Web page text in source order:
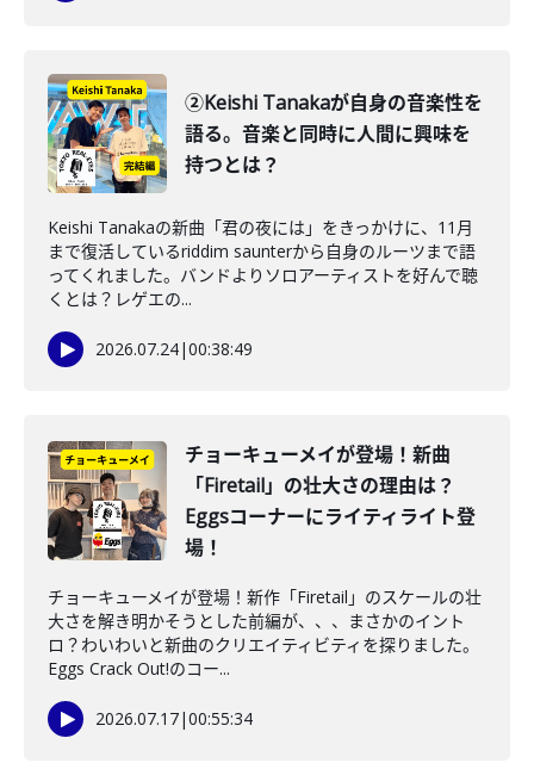
②Keishi Tanakaが自身の音楽性を
語る。音楽と同時に人間に興味を
持つとは？
Keishi Tanakaの新曲「君の夜には」をきっかけに、11月
まで復活しているriddim saunterから自身のルーツまで語
ってくれました。バンドよりソロアーティストを好んで聴
くとは？レゲエの...
2026.07.24|00:38:49
チョーキューメイが登場！新曲
「Firetail」の壮大さの理由は？
Eggsコーナーにライティライト登
場！
チョーキューメイが登場！新作「Firetail」のスケールの壮
大さを解き明かそうとした前編が、、、まさかのイント
ロ？わいわいと新曲のクリエイティビティを探りました。
Eggs Crack Out!のコー...
2026.07.17|00:55:34